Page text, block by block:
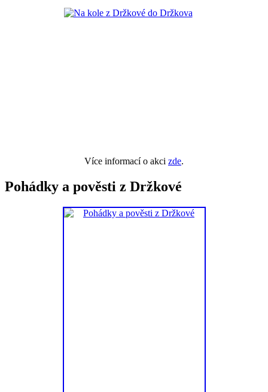
Více informací o akci zde.
Pohádky a pověsti z Držkové